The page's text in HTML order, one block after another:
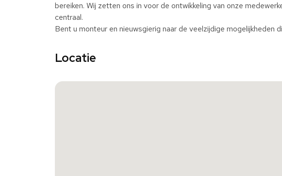
bereiken. Wij zetten ons in voor de ontwikkeling van onze
centraal.
Bent u monteur en nieuwsgierig naar de veelzijdige
Locatie